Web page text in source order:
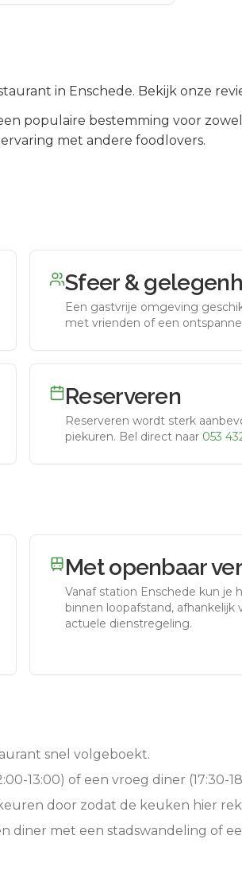
in Enschede. Bekijk onze
populaire bestemming voor
met andere foodlovers.
Sfeer &
Een gastvrije omgeving
met vrienden of een
Reserveren
Reserveren wordt sterk
piekuren. Bel direct naar 053
Met openbaar
Vanaf station Enschede kun je
binnen loopafstand, afhankelijk
actuele dienstregeling.
snel volgeboekt.
13:00) of een vroeg diner (17:30-
door zodat de keuken hier
diner met een stadswandeling of